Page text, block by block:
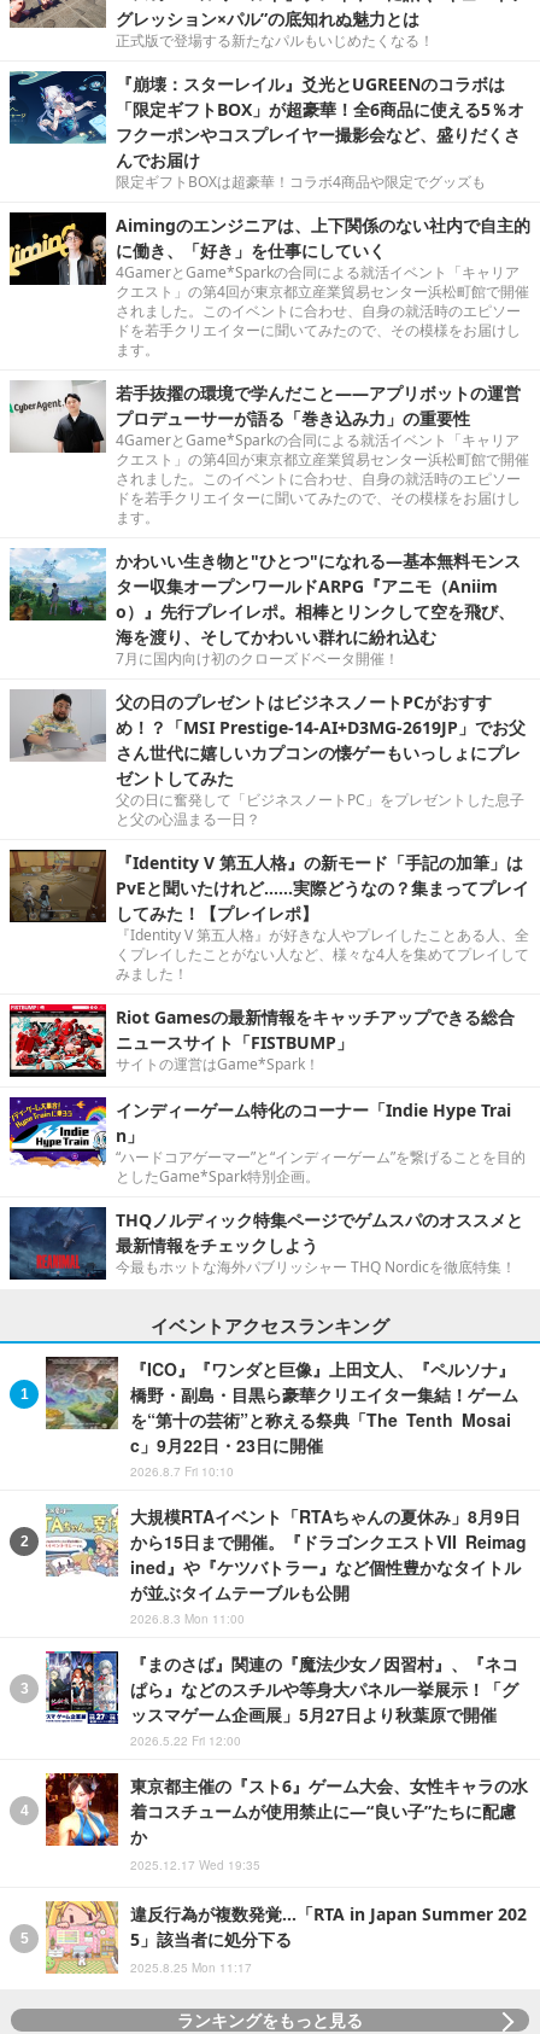
グレッション×パル”の底知れぬ魅力とは
正式版で登場する新たなパルもいじめたくなる！
『崩壊：スターレイル』爻光とUGREENのコラボは
「限定ギフトBOX」が超豪華！全6商品に使える5％オ
フクーポンやコスプレイヤー撮影会など、盛りだくさ
んでお届け
限定ギフトBOXは超豪華！コラボ4商品や限定でグッズも
Aimingのエンジニアは、上下関係のない社内で自主的
に働き、「好き」を仕事にしていく
4GamerとGame*Sparkの合同による就活イベント「キャリア
クエスト」の第4回が東京都立産業貿易センター浜松町館で開催
されました。このイベントに合わせ、自身の就活時のエピソー
ドを若手クリエイターに聞いてみたので、その模様をお届けし
ます。
若手抜擢の環境で学んだこと――アプリボットの運営
プロデューサーが語る「巻き込み力」の重要性
4GamerとGame*Sparkの合同による就活イベント「キャリア
クエスト」の第4回が東京都立産業貿易センター浜松町館で開催
されました。このイベントに合わせ、自身の就活時のエピソー
ドを若手クリエイターに聞いてみたので、その模様をお届けし
ます。
かわいい生き物と"ひとつ"になれる―基本無料モンス
ター収集オープンワールドARPG『アニモ（Aniim
o）』先行プレイレポ。相棒とリンクして空を飛び、
海を渡り、そしてかわいい群れに紛れ込む
7月に国内向け初のクローズドベータ開催！
父の日のプレゼントはビジネスノートPCがおすす
め！？「MSI Prestige-14-AI+D3MG-2619JP」でお父
さん世代に嬉しいカプコンの懐ゲーもいっしょにプレ
ゼントしてみた
父の日に奮発して「ビジネスノートPC」をプレゼントした息子
と父の心温まる一日？
『Identity V 第五人格』の新モード「手記の加筆」は
PvEと聞いたけれど……実際どうなの？集まってプレイ
してみた！【プレイレポ】
『Identity V 第五人格』が好きな人やプレイしたことある人、全
くプレイしたことがない人など、様々な4人を集めてプレイして
みました！
Riot Gamesの最新情報をキャッチアップできる総合
ニュースサイト「FISTBUMP」
サイトの運営はGame*Spark！
インディーゲーム特化のコーナー「Indie Hype Trai
n」
“ハードコアゲーマー”と“インディーゲーム”を繋げることを目的
としたGame*Spark特別企画。
THQノルディック特集ページでゲムスパのオススメと
最新情報をチェックしよう
今最もホットな海外パブリッシャー THQ Nordicを徹底特集！
イベントアクセスランキング
『ICO』『ワンダと巨像』上田文人、『ペルソナ』
橋野・副島・目黒ら豪華クリエイター集結！ゲーム
を“第十の芸術”と称える祭典「The Tenth Mosai
c」9月22日・23日に開催
2026.8.7 Fri 10:10
大規模RTAイベント「RTAちゃんの夏休み」8月9日
から15日まで開催。『ドラゴンクエストVII Reimag
ined』や『ケツバトラー』など個性豊かなタイトル
が並ぶタイムテーブルも公開
2026.8.3 Mon 11:00
『まのさば』関連の『魔法少女ノ因習村』、『ネコ
ぱら』などのスチルや等身大パネル一挙展示！「グ
ッスマゲーム企画展」5月27日より秋葉原で開催
2026.5.22 Fri 12:00
東京都主催の『スト6』ゲーム大会、女性キャラの水
着コスチュームが使用禁止に―“良い子”たちに配慮
か
2025.12.17 Wed 19:35
違反行為が複数発覚…「RTA in Japan Summer 202
5」該当者に処分下る
2025.8.25 Mon 11:17
ランキングをもっと見る